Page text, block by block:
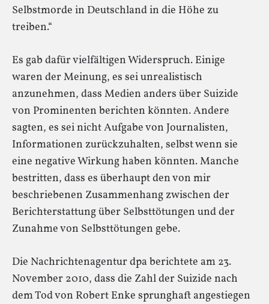
Selbstmorde in Deutschland in die Höhe zu
treiben.“
Es gab dafür vielfältigen Widerspruch. Einige
waren der Meinung, es sei unrealistisch
anzunehmen, dass Medien anders über Suizide
von Prominenten berichten könnten. Andere
sagten, es sei nicht Aufgabe von Journalisten,
Informationen zurückzuhalten, selbst wenn sie
eine negative Wirkung haben könnten. Manche
bestritten, dass es überhaupt den von mir
beschriebenen Zusammenhang zwischen der
Berichterstattung über Selbsttötungen und der
Zunahme von Selbsttötungen gebe.
Die Nachrichtenagentur dpa berichtete am 23.
November 2010, dass die Zahl der Suizide nach
dem Tod von Robert Enke sprunghaft angestiegen